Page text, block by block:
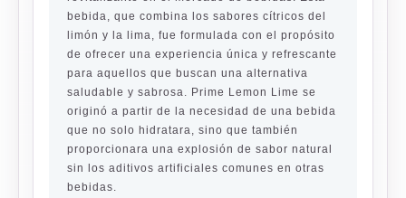
bebida, que combina los sabores cítricos del
limón y la lima, fue formulada con el propósito
de ofrecer una experiencia única y refrescante
para aquellos que buscan una alternativa
saludable y sabrosa. Prime Lemon Lime se
originó a partir de la necesidad de una bebida
que no solo hidratara, sino que también
proporcionara una explosión de sabor natural
sin los aditivos artificiales comunes en otras
bebidas.